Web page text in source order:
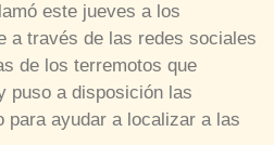
este jueves a los
a través de las redes sociales
de los terremotos que
puso a disposición las
para ayudar a localizar a las